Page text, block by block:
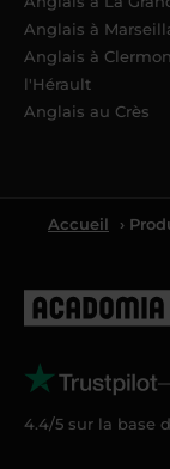
Anglais à
Anglais à
l'Hérault
Anglais au Crès
Accueil ›
4.4/5 sur la base